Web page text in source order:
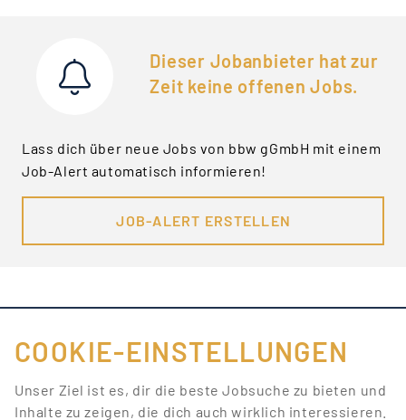
Dieser Jobanbieter hat zur
Zeit keine offenen Jobs.
Lass dich über neue Jobs von bbw gGmbH mit einem
Job-Alert automatisch informieren!
JOB-ALERT ERSTELLEN
FÜR JOBANBIETER
LINKS
COOKIE-EINSTELLUNGEN
Unser Ziel ist es, dir die beste Jobsuche zu bieten und
Inhalte zu zeigen, die dich auch wirklich interessieren.